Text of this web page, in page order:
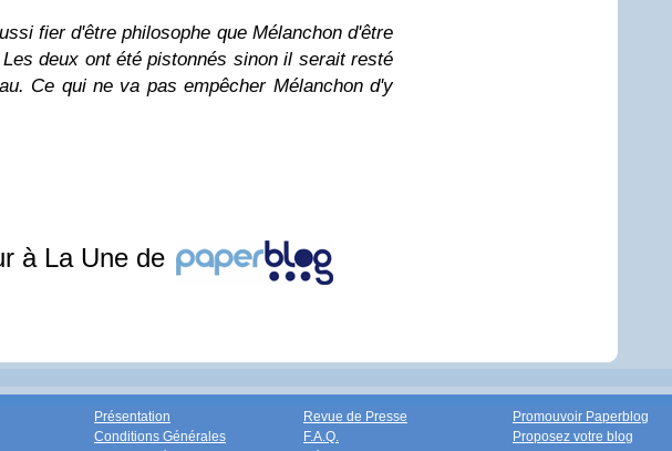
fier d'être philosophe que Mélanchon d'être
deux ont été pistonnés sinon il serait resté
Ce qui ne va pas empêcher Mélanchon d'y
à La Une de
Présentation
Conditions Générales
Revue de Presse
F.A.Q.
Promouvoir Paperblog
Proposez votre blog